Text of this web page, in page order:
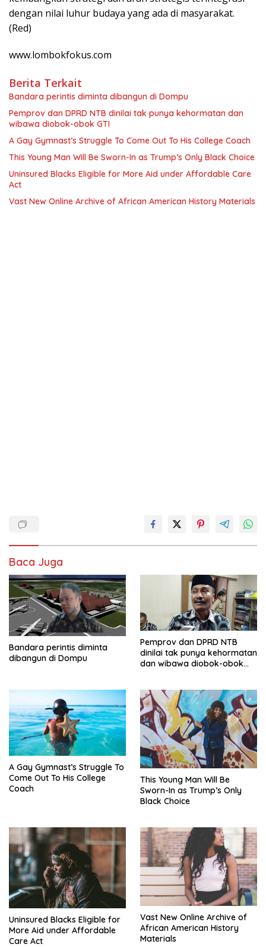
dengan nilai luhur budaya yang ada di masyarakat.
(Red)
www.lombokfokus.com
Berita Terkait
Bandara perintis diminta dibangun di Dompu
Pemprov dan DPRD NTB dinilai tak punya kehormatan dan
wibawa diobok-obok GTI
A Gay Gymnast’s Struggle To Come Out To His College Coach
This Young Man Will Be Sworn-In as Trump’s Only Black Choice
Uninsured Blacks Eligible for More Aid under Affordable Care
Act
Vast New Online Archive of African American History Materials
Baca Juga
Bandara perintis diminta
dibangun di Dompu
Pemprov dan DPRD NTB
dinilai tak punya kehormatan
dan wibawa diobok-obok
A Gay Gymnast’s Struggle To
Come Out To His College
Coach
This Young Man Will Be
Sworn-In as Trump’s Only
Black Choice
Uninsured Blacks Eligible for
More Aid under Affordable
Care Act
Vast New Online Archive of
African American History
Materials